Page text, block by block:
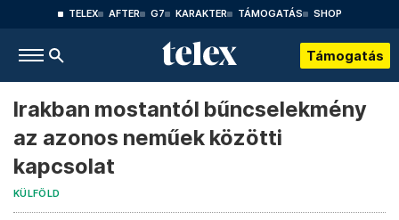
TELEX AFTER G7 KARAKTER TÁMOGATÁS SHOP
Támogatás
Irakban mostantól bűncselekmény
az azonos neműek közötti
kapcsolat
KÜLFÖLD